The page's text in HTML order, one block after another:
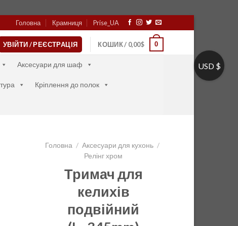
Головна Крамниця Prise_UA
УВІЙТИ / РЕЄСТРАЦІЯ КОШИК / 0,00$ 0
Аксесуари для шаф
Кріплення до полок
Головна / Аксесуари для кухонь /
Релінг хром
Тримач для
келихів
подвійний
USD $